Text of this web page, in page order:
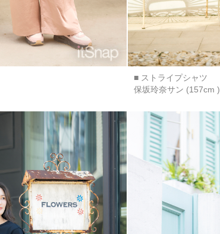
■ ストライプシャツ
保坂玲奈サン (157cm )